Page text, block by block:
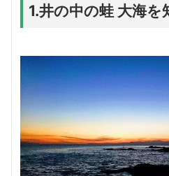
1.井の中の蛙 大海を